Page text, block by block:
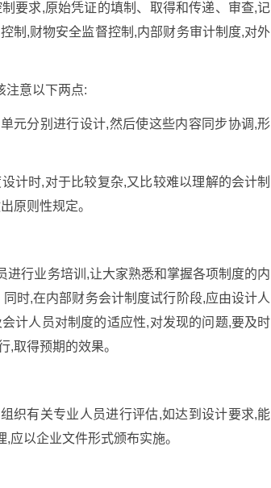
要求,原始凭证的填制、取得和传递、审查,记
制,财物安全监督控制,内部财务审计制度,对外
注意以下两点:
元分别进行设计,然后使这些内容同步协调,形
计时,对于比较复杂,又比较难以理解的会计制
原则性规定。
行业务培训,让大家熟悉和掌握各项制度的内
时,在内部财务会计制度试行阶段,应由设计人
计人员对制度的适应性,对发现的问题,要及时
,取得预期的效果。
织有关专业人员进行评估,如达到设计要求,能
应以企业文件形式颁布实施。